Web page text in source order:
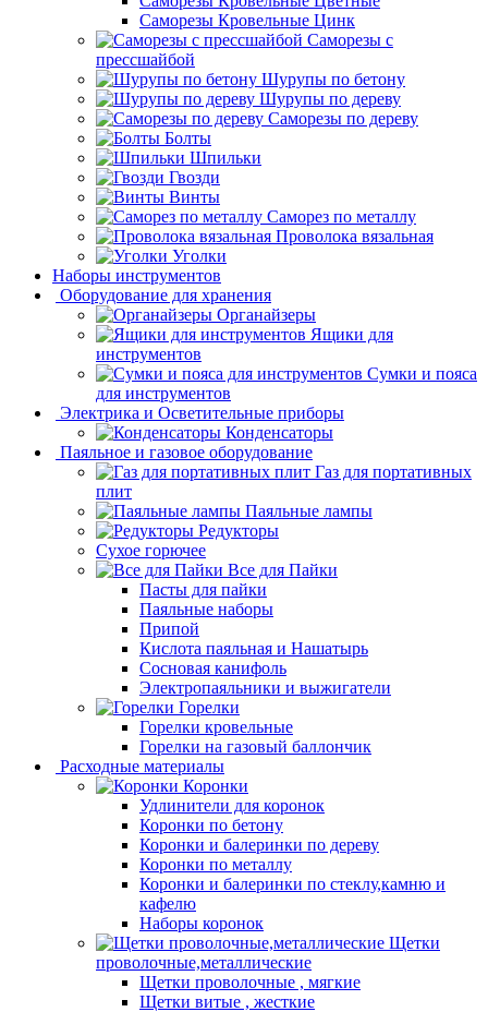
Саморезы Кровельные Цинк
Саморезы с
прессшайбой
Шурупы по бетону
Шурупы по дереву
Саморезы по дереву
Болты
Шпильки
Гвозди
Винты
Саморез по металлу
Проволока вязальная
Уголки
Наборы инструментов
Оборудование для хранения
Органайзеры
Ящики для
инструментов
Сумки и пояса
для инструментов
Электрика и Осветительные приборы
Конденсаторы
Паяльное и газовое оборудование
Газ для портативных
плит
Паяльные лампы
Редукторы
Сухое горючее
Все для Пайки
Пасты для пайки
Паяльные наборы
Припой
Кислота паяльная и Нашатырь
Сосновая канифоль
Электропаяльники и выжигатели
Горелки
Горелки кровельные
Горелки на газовый баллончик
Расходные материалы
Коронки
Удлинители для коронок
Коронки по бетону
Коронки и балеринки по дереву
Коронки по металлу
Коронки и балеринки по стеклу,камню и
кафелю
Наборы коронок
Щетки
проволочные,металлические
Щетки проволочные , мягкие
Щетки витые , жесткие